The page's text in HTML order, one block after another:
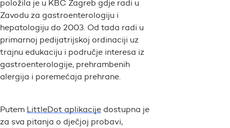
položila je u KBC Zagreb gdje radi u
Zavodu za gastroenterologiju i
hepatologiju do 2003. Od tada radi u
primarnoj pedijatrijskoj ordinaciji uz
trajnu edukaciju i područje interesa iz
gastroenterologije, prehrambenih
alergija i poremećaja prehrane.
Putem LittleDot aplikacije dostupna je
za sva pitanja o dječjoj probavi,